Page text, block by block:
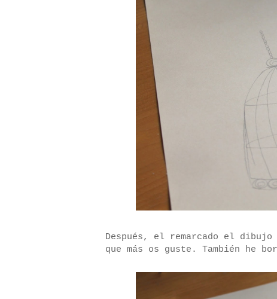
Después, el remarcado el
que más os guste. También he